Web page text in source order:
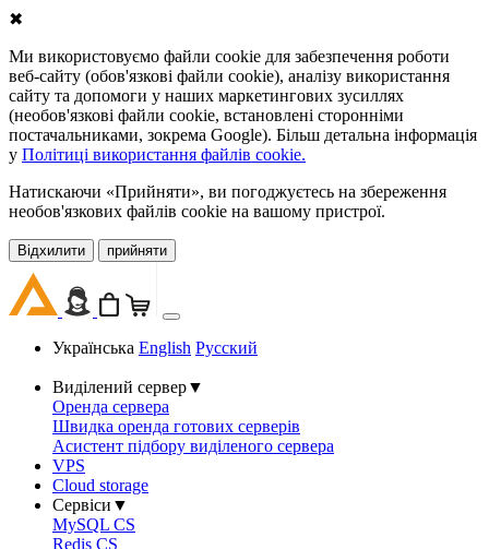
✖
Ми використовуємо файли cookie для забезпечення роботи
веб-сайту (обов'язкові файли cookie), аналізу використання
сайту та допомоги у наших маркетингових зусиллях
(необов'язкові файли cookie, встановлені сторонніми
постачальниками, зокрема Google). Більш детальна інформація
у Політиці використання файлів cookie.
Натискаючи «Прийняти», ви погоджуєтесь на збереження
необов'язкових файлів cookie на вашому пристрої.
Відхилити прийняти
Українська English Русский
Виділений сервер▼
Оренда сервера
Швидка оренда готових серверів
Асистент підбору виділеного сервера
VPS
Cloud storage
Сервіси ▼
MySQL CS
Redis CS